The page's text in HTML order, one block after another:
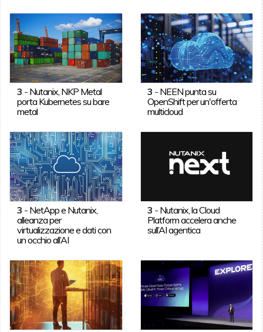
3 - Nutanix, NKP Metal
porta Kubernetes su bare
metal
3 - NEEN punta su
OpenShift per un'offerta
multicloud
3 - NetApp e Nutanix,
alleanza per
virtualizzazione e dati con
un occhio all’AI
3 - Nutanix, la Cloud
Platform accelera anche
sull’AI agentica